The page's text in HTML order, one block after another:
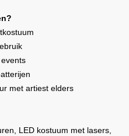
met artiest elders
LED kostuum met lasers,